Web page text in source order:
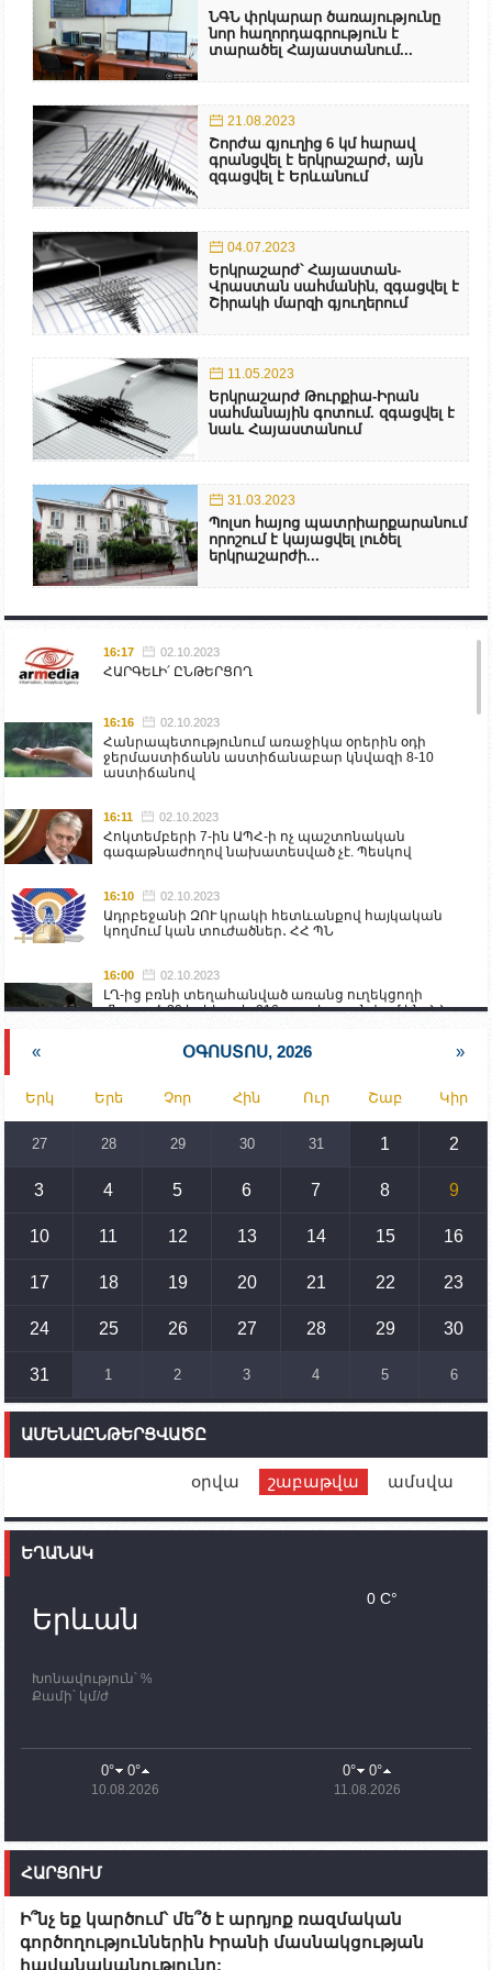
ՆԳՆ փրկարար ծառայությունը
նոր հաղորդագրություն է
տարածել Հայաստանում...
21.08.2023
Շորժա գյուղից 6 կմ հարավ
գրանցվել է երկրաշարժ, այն
զգացվել է Երևանում
04.07.2023
Երկրաշարժ՝ Հայաստան-
Վրաստան սահմանին, զգացվել է
Շիրակի մարզի գյուղերում
11.05.2023
Երկրաշարժ Թուրքիա-Իրան
սահմանային գոտում. զգացվել է
նաև Հայաստանում
31.03.2023
Պոլսո հայոց պատրիարքարանում
որոշում է կայացվել լուծել
երկրաշարժի...
16:17 02.10.2023
ՀԱՐԳԵԼԻ՛ ԸՆԹԵՐՑՈՂ
16:16 02.10.2023
Հանրապետությունում առաջիկա օրերին օդի
ջերմաստիճանն աստիճանաբար կնվազի 8-10
աստիճանով
16:11 02.10.2023
Հոկտեմբերի 7-ին ԱՊՀ-ի ոչ պաշտոնական
գագաթնաժողով նախատեսված չէ. Պեսկով
16:10 02.10.2023
Ադրբեջանի ԶՈՒ կրակի հետևանքով հայկական
կողմում կան տուժածներ․ ՀՀ ՊՆ
16:00 02.10.2023
ԼՂ-ից բռնի տեղահանված առանց ուղեկցողի
մնացած 20 երեխա և 216 տարեց գտնվում են ՀՀ
Իրանը կողմ է տարածաշրջանի համար շահավետ
տրանսպորտային հաղորդակցությունների
զարգացմանը, սակայն ոչ՝ միջազգային
սահմանների փոփոխությանը
15:10 02.10.2023
սպառնալիքները կասեցնելու համար. իսպանացի
պատգամավորը Գորիսում է
14:54 02.10.2023
տեղակայված հայկական դիրքերի անձնակազմի
համար սնունդ տեղափոխող մեքենայի
ունեն. կիպրոսցի խորհրդարանականը՝ Ալեն
Ֆրանսիայի ԱԳ նախարարը կայցելի Հայաստան
պատասխանատուներ կմնան ԼՂ-ում՝ մինչև
որոնողափրկարարական աշխատանքների
11:03
ՄԱԿ-ի առաքելությունը շատ, շատ, շատ օգտակար
Ադրբեջանի փոխվարչապետն այսօր կմեկնի
Ստեփանակերտ
10:07 02.10.2023
09:38 02.10.2023
Խումբն Արցախում կմնա` մինչև զոհվածների
« ՕԳՈՍՏՈՍ, 2026 »
Երկ Երե Չոր Հին Ուր Շաբ Կիր
27 28 29 30 31 1 2
3 4 5 6 7 8 9
10 11 12 13 14 15 16
17 18 19 20 21 22 23
24 25 26 27 28 29 30
31 1 2 3 4 5 6
ԱՄԵՆԱԸՆԹԵՐՑՎԱԾԸ
օրվա շաբաթվա ամսվա
ԵՂԱՆԱԿ
Երևան
Խոնավություն՝ %
Քամի՝ կմ/ժ
0 C°
0° 0°
10.08.2026
0° 0°
11.08.2026
ՀԱՐՑՈՒՄ
Ի՞նչ եք կարծում՝ մե՞ծ է արդյոք ռազմական
գործողություններին Իրանի մասնակցության
հավանականությունը: